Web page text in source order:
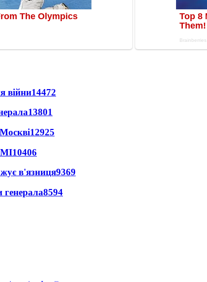
війни14472
13801
12925
10406
в'язниця9369
генерала8594